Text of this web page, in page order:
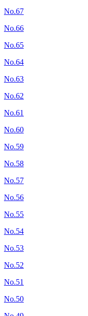
No.67
No.66
No.65
No.64
No.63
No.62
No.61
No.60
No.59
No.58
No.57
No.56
No.55
No.54
No.53
No.52
No.51
No.50